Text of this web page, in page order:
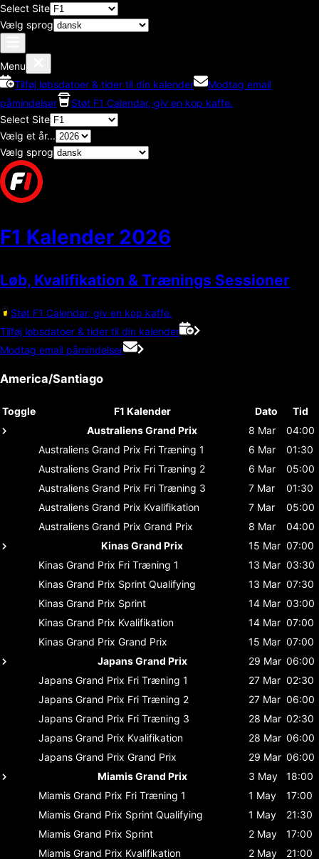
Select Site
Vælg sprog
Menu
Tilføj løbsdatoer & tider til din kalender
Modtag email
påmindelser
Støt F1 Calendar, giv en kop kaffe.
Select Site
Vælg et år...
Vælg sprog
F1 Kalender 2026
Løb, Kvalifikation & Trænings Sessioner
Støt F1 Calendar, giv en kop kaffe.
Tilføj løbsdatoer & tider til din kalender
Modtag email påmindelser
America/Santiago
Toggle F1 Kalender Dato
Tid
Australiens Grand Prix
8 Mar
04:00
Australiens Grand Prix Fri Træning 1 6 Mar
01:30
Australiens Grand Prix Fri Træning 2 6 Mar
05:00
Australiens Grand Prix Fri Træning 3 7 Mar
01:30
Australiens Grand Prix Kvalifikation 7 Mar
05:00
Australiens Grand Prix Grand Prix 8 Mar
04:00
Kinas Grand Prix
15 Mar 07:00
Kinas Grand Prix Fri Træning 1 13 Mar 03:30
Kinas Grand Prix Sprint Qualifying 13 Mar 07:30
Kinas Grand Prix Sprint 14 Mar 03:00
Kinas Grand Prix Kvalifikation 14 Mar 07:00
Kinas Grand Prix Grand Prix 15 Mar 07:00
Japans Grand Prix
29 Mar 06:00
Japans Grand Prix Fri Træning 1 27 Mar 02:30
Japans Grand Prix Fri Træning 2 27 Mar 06:00
Japans Grand Prix Fri Træning 3 28 Mar 02:30
Japans Grand Prix Kvalifikation 28 Mar 06:00
Japans Grand Prix Grand Prix 29 Mar 06:00
Miamis Grand Prix
3 May
18:00
Miamis Grand Prix Fri Træning 1 1 May
17:00
Miamis Grand Prix Sprint Qualifying 1 May
21:30
Miamis Grand Prix Sprint 2 May
17:00
Miamis Grand Prix Kvalifikation 2 May
21:00